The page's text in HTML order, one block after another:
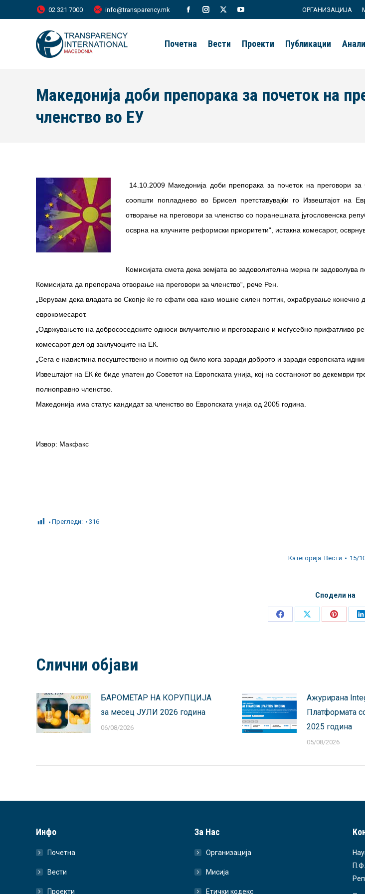
02 321 7000 info@transparency.mk
Facebook
window
Instagram
window
X
window
YouTube
opens
window
ОРГАНИЗАЦИЈА
Почетна Вести Проекти Публикации
Македонија доби препорака за почеток на
членство во ЕУ
14.10.2009 Македонија доби препорака за почеток на преговори
соопшти попладнево во Брисел претставувајќи го Извештајот на
отворање на преговори за членство со поранешната југословенска
осврна на клучните реформски приоритети“, истакна комесарот,
Комисијата смета дека земјата во задоволителна мерка ги
Комисијата да препорача отворање на преговори за членство“, рече Рен.
„Верувам дека владата во Скопје ќе го сфати ова како мошне силен поттик, охрабрување
еврокомесарот.
„Одржувањето на добрососедските односи вклучително и преговарано и меѓусебно прифатливо
комесарот дел од заклучоците на ЕК.
„Сега е навистина посуштествено и поитно од било кога заради доброто и заради европската
Извештајот на ЕК ќе биде упатен до Советот на Европската унија, кој на состанокот во декември
полноправно членство.
Македонија има статус кандидат за членство во Европската унија од 2005 година.
Извор: Макфакс
Прегледи: 316
Категорија: Вести 15/
Сподели на
Share
Share
Share
Слични објави
БАРОМЕТАР НА КОРУПЦИЈА
за месец ЈУЛИ 2026 година
06/08/2026
Ажурирана
Платформата
2025 година
05/08/2026
Инфо
Почетна
Вести
Проекти
За Нас
Организација
Мисија
Етички кодекс